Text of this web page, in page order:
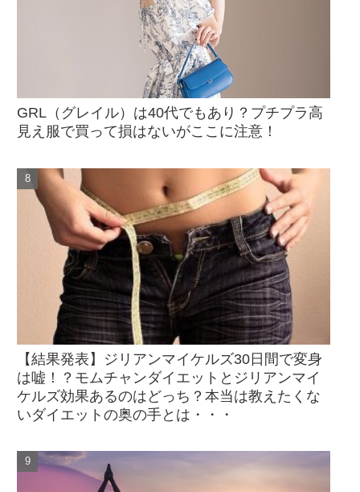
GRL（グレイル）は40代でもあり？プチプラ高
見え服で買って損はないがここに注意！
【結果発表】ジリアンマイケルズ30日間で変身
は嘘！？モムチャンダイエットとジリアンマイ
ケルズ効果あるのはどっち？本当は教えたくな
いダイエットの奥の手とは・・・